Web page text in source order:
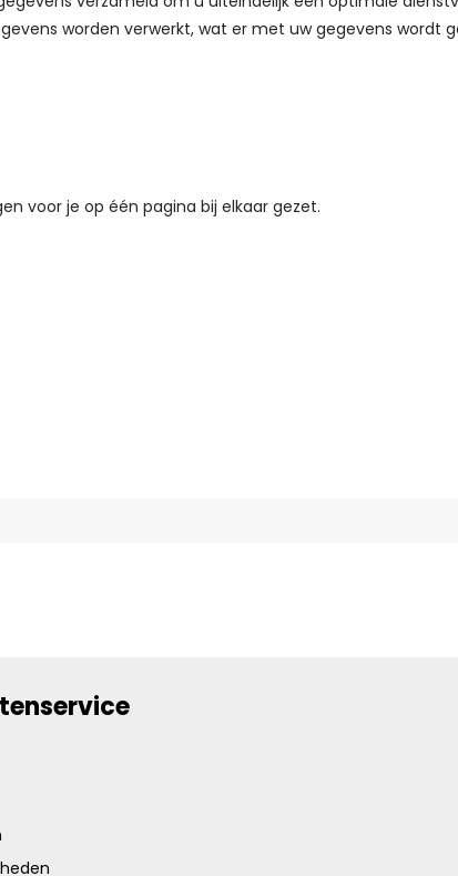
worden verwerkt, wat er met uw gegevens wordt
voor je op één pagina bij elkaar gezet.